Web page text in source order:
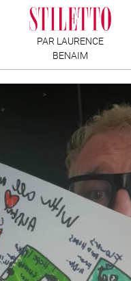
PAR LAURENCE
BENAIM